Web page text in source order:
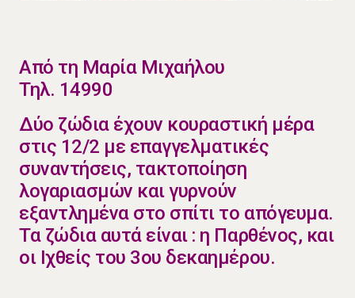
​Από τη Μαρία Μιχαήλου
Τηλ. 14990
​​​Δύο ζώδια έχουν κουραστική μέρα
στις 12/2 με επαγγελματικές
συναντήσεις, τακτοποίηση
λογαριασμών και γυρνούν
εξαντλημένα στο σπίτι το απόγευμα.
Τα ζώδια αυτά είναι : η Παρθένος, και
οι Ιχθείς του 3ου δεκαημέρου.